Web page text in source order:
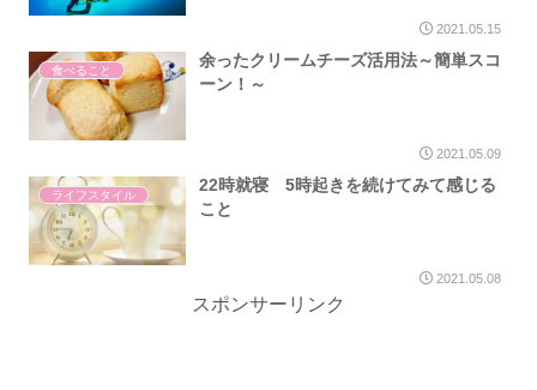
2021.05.15
食べること
余ったクリームチーズ活用法～簡単スコ
ーン！～
2021.05.09
ライフスタイル
22時就寝 5時起きを続けてみて感じる
こと
2021.05.08
スポンサーリンク